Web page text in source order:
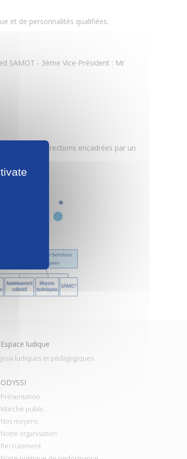
et de personnalités qualifiées.
SAMOT - 3ème Vice-Président : Mr
dans cinq Directions encadrées par un
Espace ludique
Jeux ludiques et pédagogiques
ODYSSI
Présentation
Marché public
Nos moyens
Notre organisation
Recrutement